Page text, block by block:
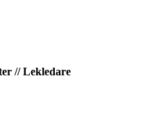
// Lekledare